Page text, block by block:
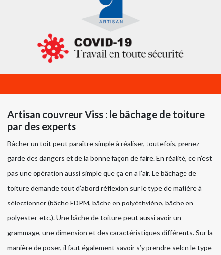
Artisan couvreur Viss : le bâchage de toiture
par des experts
Bâcher un toit peut paraître simple à réaliser, toutefois, prenez
garde des dangers et de la bonne façon de faire. En réalité, ce n’est
pas une opération aussi simple que ça en a l’air. Le bâchage de
toiture demande tout d’abord réflexion sur le type de matière à
sélectionner (bâche EDPM, bâche en polyéthylène, bâche en
polyester, etc.). Une bâche de toiture peut aussi avoir un
grammage, une dimension et des caractéristiques différents. Sur la
manière de poser, il faut également savoir s’y prendre selon le type